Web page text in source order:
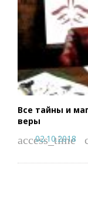
Все тайны и
веры
access_time
02.10.2018